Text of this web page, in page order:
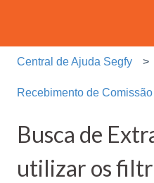
Central de Ajuda Segfy
Recebimento de Comissão
Busca de
utilizar os